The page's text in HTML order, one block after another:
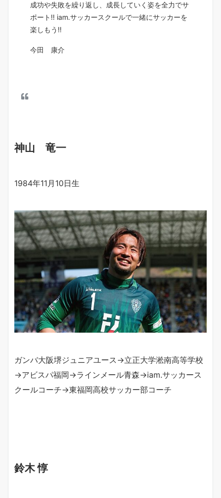
成功や失敗を繰り返し、成長していく姿を全力でサ
ポート‼︎ iam.サッカースクールで一緒にサッカーを
楽しもう‼︎
今田 康介
神山 竜一
1984年11月10日生
ガンバ大阪堺ジュニアユース→立正大学淞南高等学校
→アビスパ福岡→ラインメール青森→iam.サッカース
クールコーチ→東福岡高校サッカー部コーチ
鈴木 惇